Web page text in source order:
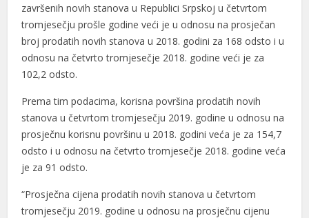
završenih novih stanova u Republici Srpskoj u četvrtom
tromjesečju prošle godine veći je u odnosu na prosječan
broj prodatih novih stanova u 2018. godini za 168 odsto i u
odnosu na četvrto tromjesečje 2018. godine veći je za
102,2 odsto.
Prema tim podacima, korisna površina prodatih novih
stanova u četvrtom tromjesečju 2019. godine u odnosu na
prosječnu korisnu površinu u 2018. godini veća je za 154,7
odsto i u odnosu na četvrto tromjesečje 2018. godine veća
je za 91 odsto.
“Prosječna cijena prodatih novih stanova u četvrtom
tromjesečju 2019. godine u odnosu na prosječnu cijenu